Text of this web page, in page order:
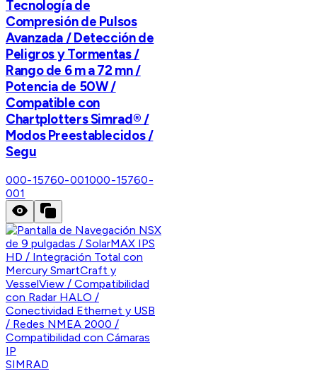
Tecnología de
Compresión de Pulsos
Avanzada / Detección de
Peligros y Tormentas /
Rango de 6 m a 72 mn /
Potencia de 50W /
Compatible con
Chartplotters Simrad® /
Modos Preestablecidos /
Segu
000-15760-001000-15760-
001
SIMRAD